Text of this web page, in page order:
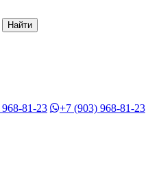
968-81-23 +7 (903) 968-81-23